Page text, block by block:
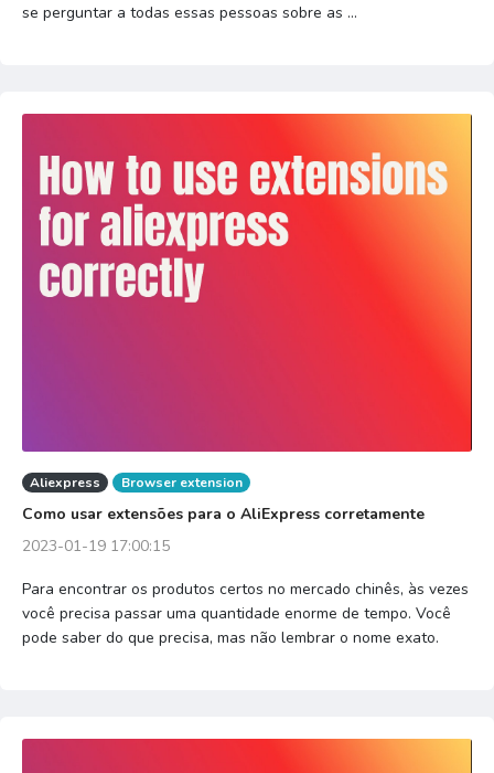
se perguntar a todas essas pessoas sobre as ...
Aliexpress Browser extension
Como usar extensões para o AliExpress corretamente
2023-01-19 17:00:15
Para encontrar os produtos certos no mercado chinês, às vezes
você precisa passar uma quantidade enorme de tempo. Você
pode saber do que precisa, mas não lembrar o nome exato.